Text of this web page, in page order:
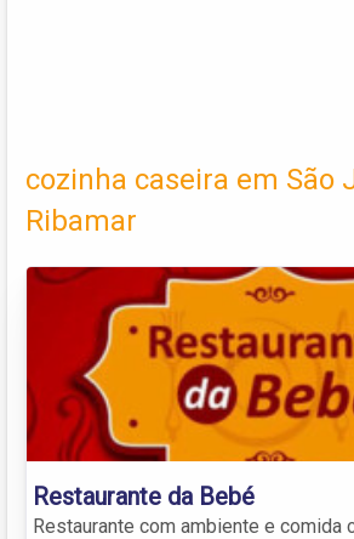
cozinha caseira em São
Ribamar
Restaurante da Bebé
Restaurante com ambiente e comida